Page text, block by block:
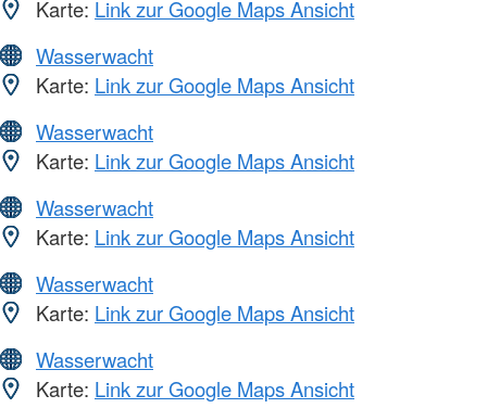
Karte: Link zur Google Maps Ansicht
Wasserwacht
Karte: Link zur Google Maps Ansicht
Wasserwacht
Karte: Link zur Google Maps Ansicht
Wasserwacht
Karte: Link zur Google Maps Ansicht
Wasserwacht
Karte: Link zur Google Maps Ansicht
Wasserwacht
Karte: Link zur Google Maps Ansicht